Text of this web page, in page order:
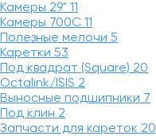
Камеры 29" 11
Камеры 700C 11
Полезные мелочи 5
Каретки 53
Под квадрат (Square) 20
Octalink/ISIS 2
Выносные подшипники 7
Под клин 2
Запчасти для кареток 20